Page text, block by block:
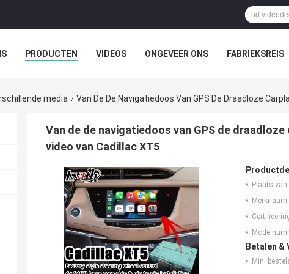
PRODUCTEN VIDEOS ONGEVEER ONS FABRIEKSREIS
media Van De De Navigatiedoos Van GPS De Draadloze
Van de de navigatiedoos van GPS de
video van Cadillac XT5
Plaats
Merknaam:
Betalen &
Min.